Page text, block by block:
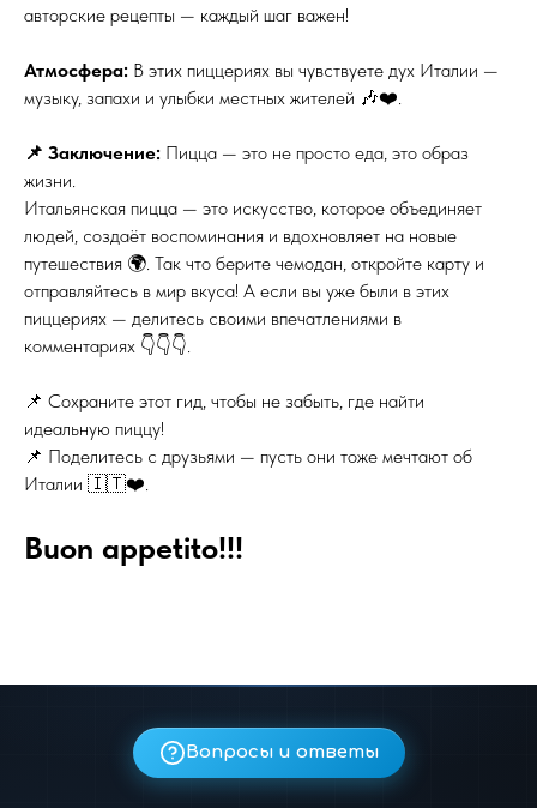
авторские рецепты — каждый шаг важен!
Атмосфера: В этих пиццериях вы чувствуете дух Италии —
музыку, запахи и улыбки местных жителей 🎶❤️.
📌 Заключение: Пицца — это не просто еда, это образ
жизни.
Итальянская пицца — это искусство, которое объединяет
людей, создаёт воспоминания и вдохновляет на новые
путешествия 🌍. Так что берите чемодан, откройте карту и
отправляйтесь в мир вкуса! А если вы уже были в этих
пиццериях — делитесь своими впечатлениями в
комментариях 👇👇👇.
📌 Сохраните этот гид, чтобы не забыть, где найти
идеальную пиццу!
📌 Поделитесь с друзьями — пусть они тоже мечтают об
Италии 🇮🇹❤️.
Buon appetito!!!
Вопросы и ответы